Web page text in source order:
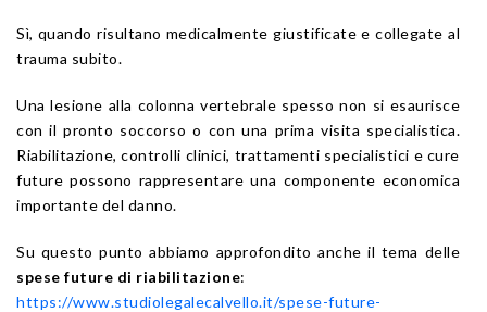
Sì, quando risultano medicalmente giustificate e collegate al
trauma subito.
Una lesione alla colonna vertebrale spesso non si esaurisce
con il pronto soccorso o con una prima visita specialistica.
Riabilitazione, controlli clinici, trattamenti specialistici e cure
future possono rappresentare una componente economica
importante del danno.
Su questo punto abbiamo approfondito anche il tema delle
spese future di riabilitazione:
https://www.studiolegalecalvello.it/spese-future-